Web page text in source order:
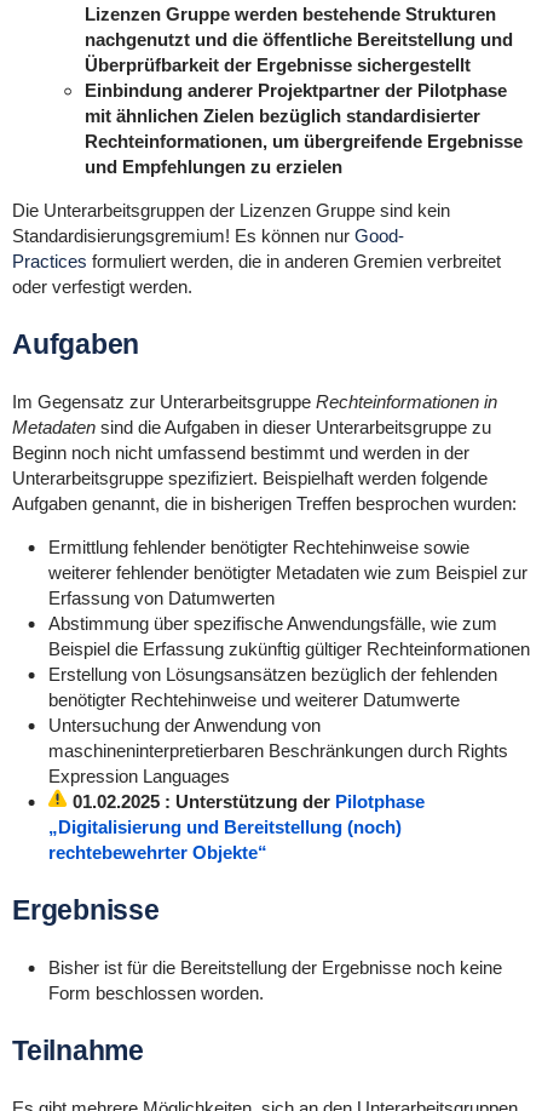
Lizenzen Gruppe werden bestehende Strukturen
nachgenutzt und die öffentliche Bereitstellung und
Überprüfbarkeit der Ergebnisse sichergestellt
Einbindung anderer Projektpartner der Pilotphase
mit ähnlichen Zielen bezüglich standardisierter
Rechteinformationen, um übergreifende Ergebnisse
und Empfehlungen zu erzielen
Die Unterarbeitsgruppen der Lizenzen Gruppe sind kein
Standardisierungsgremium! Es können nur Good-
Practices formuliert werden, die in anderen Gremien verbreitet
oder verfestigt werden.
Aufgaben
Im Gegensatz zur Unterarbeitsgruppe Rechteinformationen in
Metadatensind die Aufgaben in dieser Unterarbeitsgruppe zu
Beginn noch nicht umfassend bestimmt und werden in der
Unterarbeitsgruppe spezifiziert. Beispielhaft werden folgende
Aufgaben genannt, die in bisherigen Treffen besprochen wurden:
Ermittlung fehlender benötigter Rechtehinweise sowie
weiterer fehlender benötigter Metadaten wie zum Beispiel zur
Erfassung von Datumwerten
Abstimmung über spezifische Anwendungsfälle, wie zum
Beispiel die Erfassung zukünftig gültiger Rechteinformationen
Erstellung von Lösungsansätzen bezüglich der fehlenden
benötigter Rechtehinweise und weiterer Datumwerte
Untersuchung der Anwendung von
maschineninterpretierbaren Beschränkungen durch Rights
Expression Languages
01.02.2025: Unterstützung der Pilotphase
„Digitalisierung und Bereitstellung (noch)
rechtebewehrter Objekte“
Ergebnisse
Bisher ist für die Bereitstellung der Ergebnisse noch keine
Form beschlossen worden.
Teilnahme